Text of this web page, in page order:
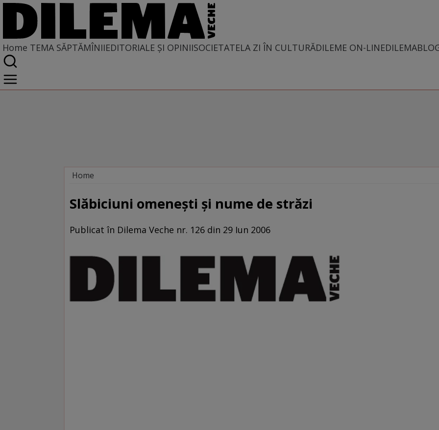
Home TEMA SĂPTĂMÎNIIEDITORIALE ȘI OPINIISOCIETATELA ZI ÎN CULTURĂDILEME ON-LINE
Home
Slăbiciuni omeneşti şi nume de străzi
Publicat în Dilema Veche nr. 126 din 29 Iun 2006